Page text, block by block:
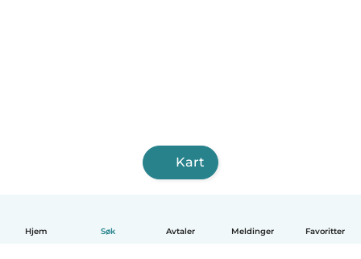
Hjem Søk Avtaler Meldinger Favoritter
Kart